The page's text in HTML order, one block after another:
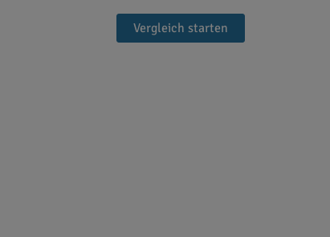
Vergleich starten